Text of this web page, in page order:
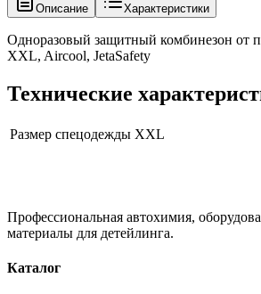
Описание Характеристики
Одноразовый защитный комбинезон от
XXL, Aircool, JetaSafety
Технические
Размер спецодежды XXL
Профессиональная автохимия,
материалы для детейлинга.
Каталог